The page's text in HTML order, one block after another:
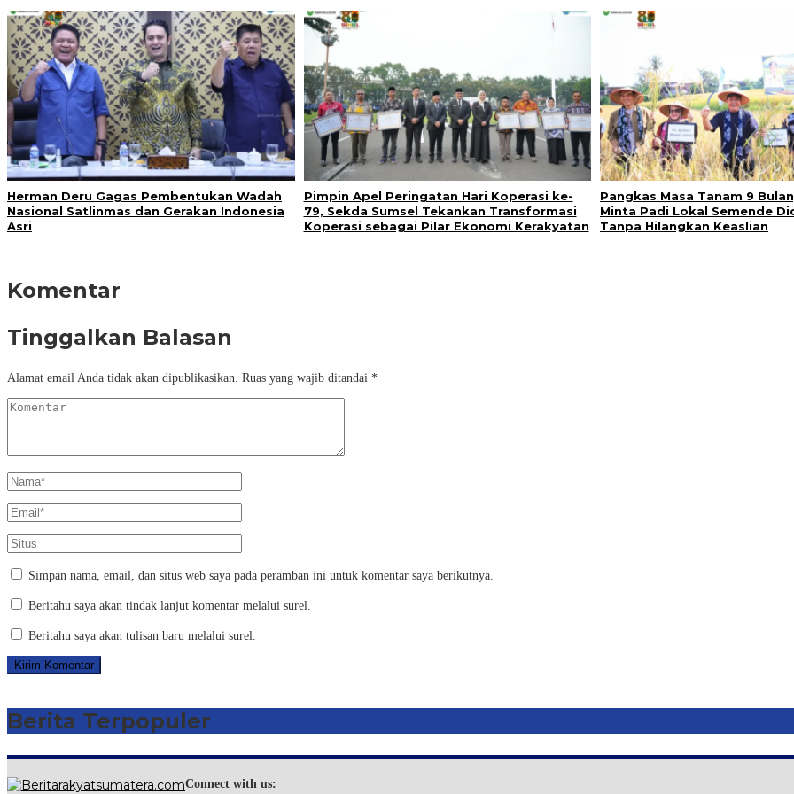
Herman Deru Gagas Pembentukan Wadah
Nasional Satlinmas dan Gerakan Indonesia
Asri
Pimpin Apel Peringatan Hari Koperasi ke-
79, Sekda Sumsel Tekankan Transformasi
Koperasi sebagai Pilar Ekonomi Kerakyatan
Pangkas Masa Tanam 9
Minta Padi Lokal Semende
Tanpa Hilangkan Keaslian
Komentar
Tinggalkan Balasan
Alamat email Anda tidak akan dipublikasikan. Ruas yang wajib ditandai *
Simpan nama, email, dan situs web saya pada peramban ini untuk komentar saya berikutnya.
Beritahu saya akan tindak lanjut komentar melalui surel.
Beritahu saya akan tulisan baru melalui surel.
Berita Terpopuler
Connect with us: